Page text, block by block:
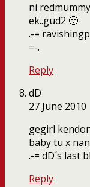
ni
ek..gud2 🙂
.-=
=-.
Reply
dD
27 June 2010
gegirl
baby tu x
.-= dD´s last
Reply